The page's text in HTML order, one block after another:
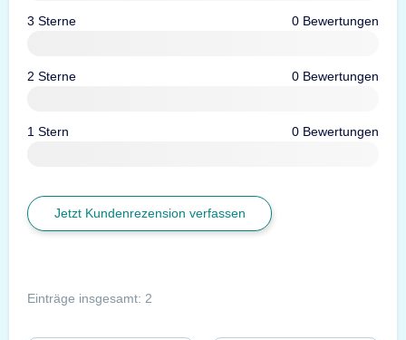
3 Sterne 0 Bewertungen
2 Sterne 0 Bewertungen
1 Stern 0 Bewertungen
Jetzt Kundenrezension verfassen
Einträge insgesamt: 2